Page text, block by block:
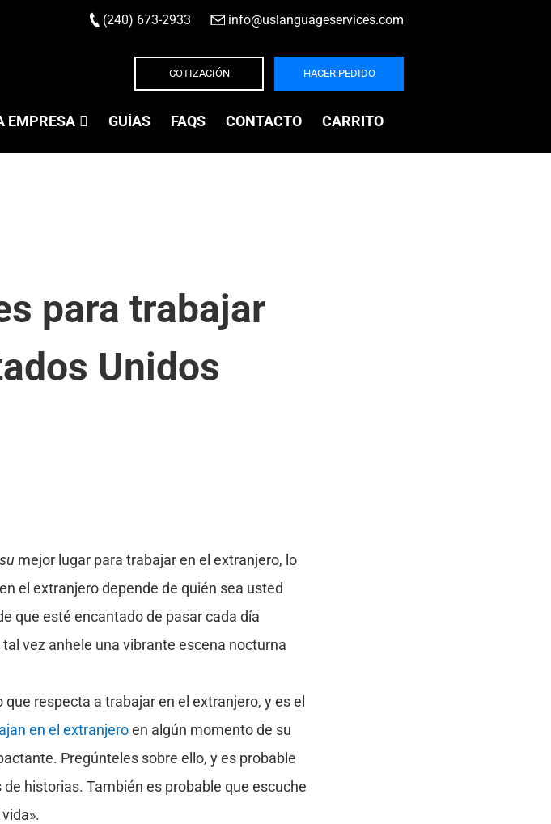
(240) 673-2933 info@uslanguageservices.com
COTIZACIÓN HACER PEDIDO
EMPRESA GUÍAS FAQS CONTACTO CARRITO
para trabajar
Unidos
su mejor lugar para trabajar en el extranjero, lo
el extranjero depende de quién sea usted
que esté encantado de pasar cada día
vez anhele una vibrante escena nocturna
respecta a trabajar en el extranjero, y es el
en el extranjeroen algún momento de su
Pregúnteles sobre ello, y es probable
historias. También es probable que escuche